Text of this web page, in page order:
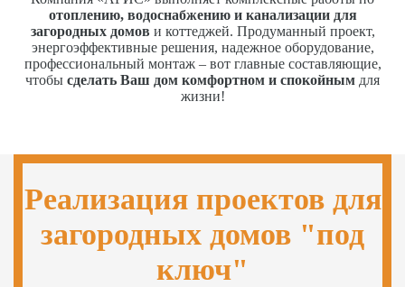
отоплению, водоснабжению и канализации для
загородных домов и коттеджей. Продуманный проект,
энергоэффективные решения, надежное оборудование,
профессиональный монтаж – вот главные составляющие,
чтобы сделать Ваш дом комфортном и спокойным для
жизни!
Реализация проектов для
загородных домов "под
ключ"